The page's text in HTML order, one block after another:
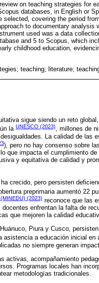
on teaching strategies for
databases, in English or
covering the period
to documentary
used was a data
and 5 to Scopus, which
childhood education,
teaching; literature;
sigue siendo un reto
la UNESCO (2023), millones de
La calidad de las
), pero no hay consenso sobre
que impacta el cumplimiento
y equitativa de calidad y
crecido, pero persisten
preprimaria aumentó 22
(2023) reconoce que las
enfrentan la falta de
que mejoren la calidad
Piura y Cusco,
asistencia a educación inicial en
no siempre generan
activas, acompañamiento
Programas locales han
metodologías tradicionales.